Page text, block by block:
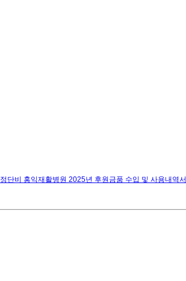
정단비 홍익재활병원 2025년 후원금품 수입 및 사용내역서